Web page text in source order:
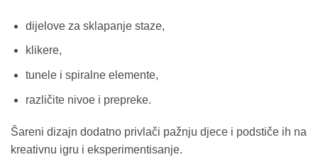
dijelove za sklapanje staze,
klikere,
tunele i spiralne elemente,
različite nivoe i prepreke.
Šareni dizajn dodatno privlači pažnju djece i podstiče ih na
kreativnu igru i eksperimentisanje.